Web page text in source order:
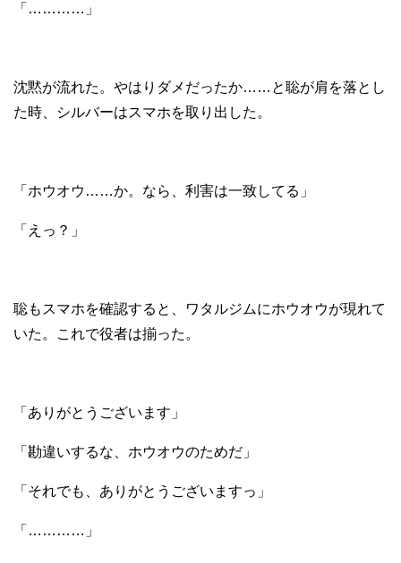
「…………」
沈黙が流れた。やはりダメだったか……と聡が肩を落とし
た時、シルバーはスマホを取り出した。
「ホウオウ……か。なら、利害は一致してる」
「えっ？」
聡もスマホを確認すると、ワタルジムにホウオウが現れて
いた。これで役者は揃った。
「ありがとうございます」
「勘違いするな、ホウオウのためだ」
「それでも、ありがとうございますっ」
「…………」